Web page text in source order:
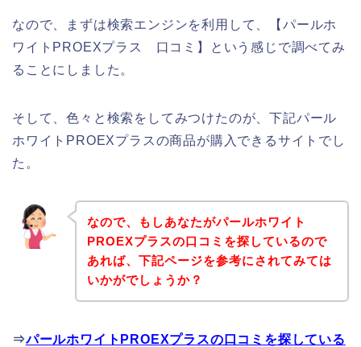
なので、まずは検索エンジンを利用して、【パールホ
ワイトPROEXプラス 口コミ】という感じで調べてみ
ることにしました。
そして、色々と検索をしてみつけたのが、下記パール
ホワイトPROEXプラスの商品が購入できるサイトでし
た。
なので、もしあなたがパールホワイト
PROEXプラスの口コミを探しているので
あれば、下記ページを参考にされてみては
いかがでしょうか？
⇒パールホワイトPROEXプラスの口コミを探している